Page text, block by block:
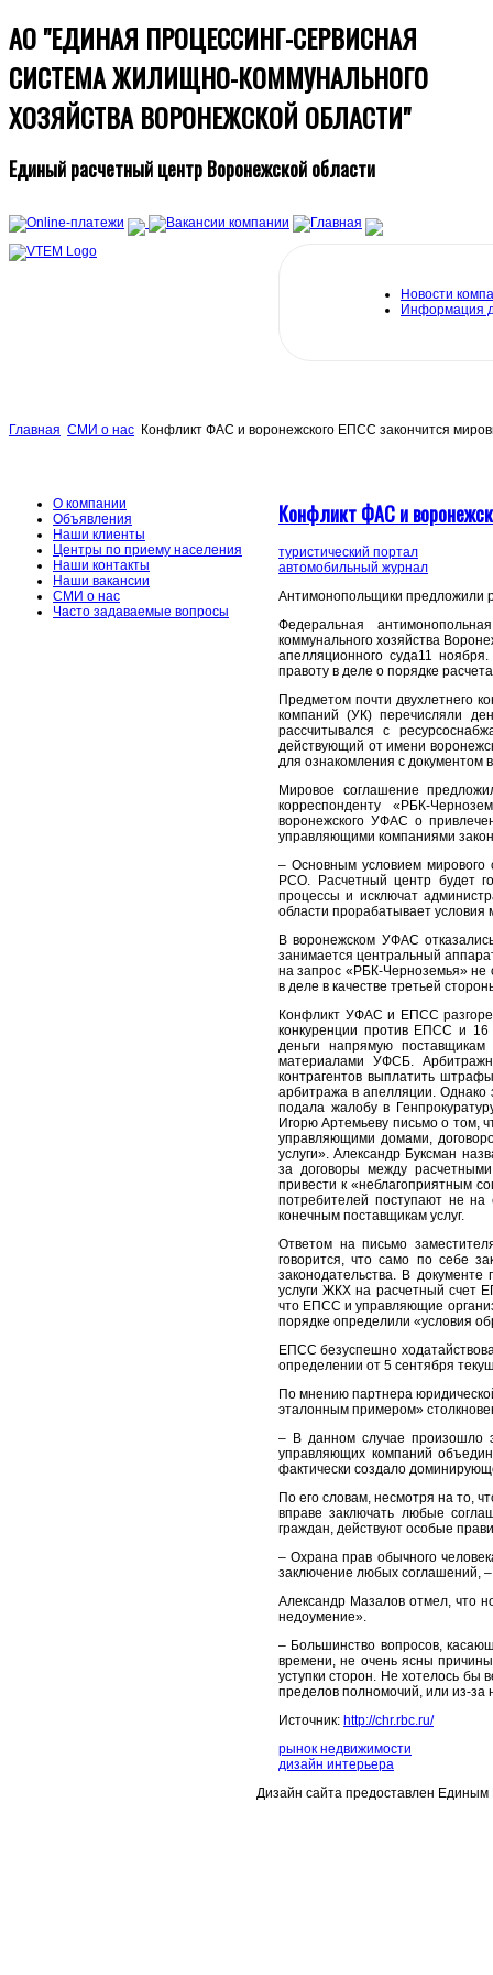
АО "ЕДИНАЯ ПРОЦЕССИНГ-СЕРВИСНАЯ
СИСТЕМА ЖИЛИЩНО-КОММУНАЛЬНОГО
ХОЗЯЙСТВА ВОРОНЕЖСКОЙ ОБЛАСТИ"
Единый расчетный центр Воронежской области
Новости
Информация
Главная СМИ о нас Конфликт ФАС и воронежского ЕПСС закончится
О компании
Объявления
Наши клиенты
Центры по приему населения
Наши контакты
Наши вакансии
СМИ о нас
Часто задаваемые вопросы
Конфликт ФАС и
туристический портал
автомобильный журнал
Антимонопольщики предложили
Федеральная
коммунального хозяйства
апелляционного суда11
правоту в деле о порядке
Предметом почти двухлетнего
компаний (УК) перечисляли
рассчитывался с
действующий от имени
для ознакомления с документом
Мировое соглашение
корреспонденту «РБК-
воронежского УФАС о
управляющими компаниями
– Основным условием
РСО. Расчетный центр будет
процессы и исключат
области прорабатывает
В воронежском УФАС
занимается центральный
на запрос «РБК-Черноземья» не
в деле в качестве третьей
Конфликт УФАС и ЕПСС
конкуренции против ЕПСС и 16
деньги напрямую
материалами УФСБ.
контрагентов выплатить
арбитража в апелляции. Однако
подала жалобу в
Игорю Артемьеву письмо о том,
управляющими домами,
услуги». Александр Буксман
за договоры между
привести к «неблагоприятным
потребителей поступают не
конечным поставщикам услуг.
Ответом на письмо
говорится, что само по себе
законодательства. В
услуги ЖКХ на расчетный счет
что ЕПСС и управляющие
порядке определили «условия
ЕПСС безуспешно
определении от 5 сентября
По мнению партнера
эталонным примером»
– В данном случае произошло
управляющих компаний
фактически создало
По его словам, несмотря на то,
вправе заключать любые
граждан, действуют особые
– Охрана прав обычного
заключение любых соглашений,
Александр Мазалов отмел, что
недоумение».
– Большинство вопросов,
времени, не очень ясны
уступки сторон. Не хотелось бы
пределов полномочий, или из-за
Источник: http://chr.rbc.ru/
рынок недвижимости
дизайн интерьера
Дизайн сайта предоставлен